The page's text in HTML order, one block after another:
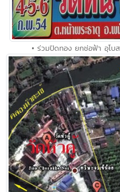
• ร่วมปิดทอง ยกช่อฟ้า อุโบ